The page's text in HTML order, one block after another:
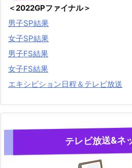
＜2022GPファイナル＞
男子SP結果
女子SP結果
男子FS結果
女子FS結果
エキシビション日程＆テレビ放送
テレビ放送&ネ